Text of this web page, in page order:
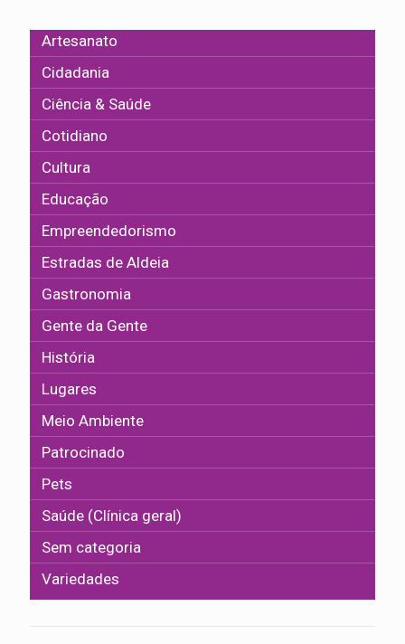
Artesanato
Cidadania
Ciência & Saúde
Cotidiano
Cultura
Educação
Empreendedorismo
Estradas de Aldeia
Gastronomia
Gente da Gente
História
Lugares
Meio Ambiente
Patrocinado
Pets
Saúde (Clínica geral)
Sem categoria
Variedades